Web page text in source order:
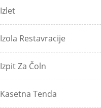
Izlet
Izola Restavracije
Izpit Za Čoln
Kasetna Tenda